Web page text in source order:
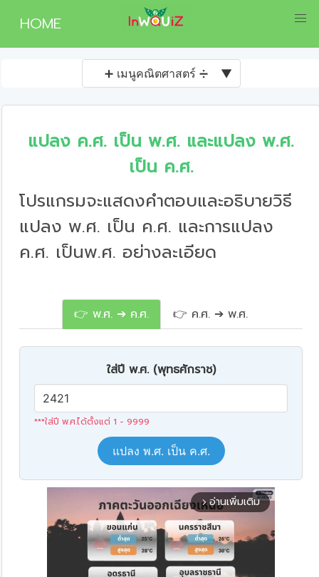
HOME
➕ เมนูคณิตศาสตร์ ➗ ▼
แปลง ค.ศ. เป็น พ.ศ. และแปลง พ.ศ.
เป็น ค.ศ.
โปรแกรมจะแสดงคำตอบและอธิบายวิธี
แปลง พ.ศ. เป็น ค.ศ. และการแปลง
ค.ศ. เป็นพ.ศ. อย่างละเอียด
👉 พ.ศ. ➔ ค.ศ. 👉 ค.ศ. ➔ พ.ศ.
ใส่ปี พ.ศ. (พุทธศักราช)
***ใส่ปี พ.ศ.ได้ตั้งแต่ 1 - 9999
แปลง พ.ศ. เป็น ค.ศ.
arrow_forward_ios อ่านเพิ่มเติม